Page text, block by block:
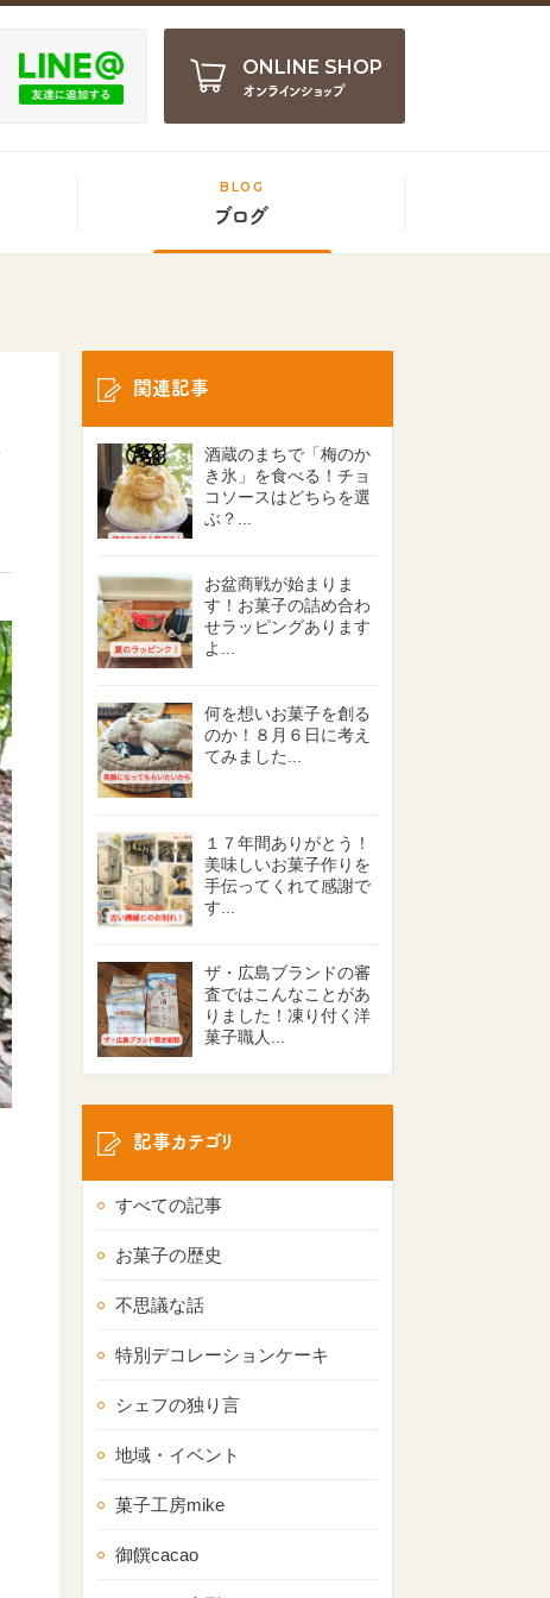
ONLINE SHOP
オンラインショップ
BLOG
ブログ
関連記事
酒蔵のまちで「梅のか
き氷」を食べる！チョ
コソースはどちらを選
ぶ？...
お盆商戦が始まりま
す！お菓子の詰め合わ
せラッピングあります
よ...
何を想いお菓子を創る
のか！８月６日に考え
てみました...
１７年間ありがとう！
美味しいお菓子作りを
手伝ってくれて感謝で
す...
ザ・広島ブランドの審
査ではこんなことがあ
りました！凍り付く洋
菓子職人...
記事カテゴリ
すべての記事
お菓子の歴史
不思議な話
特別デコレーションケーキ
シェフの独り言
地域・イベント
菓子工房mike
御饌cacao